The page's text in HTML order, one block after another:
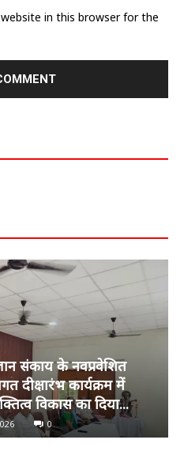
in this browser for the
संकाय के नवप्रवेशित
दीक्षारंभ कार्यक्रम में
विकास का दिया...
0